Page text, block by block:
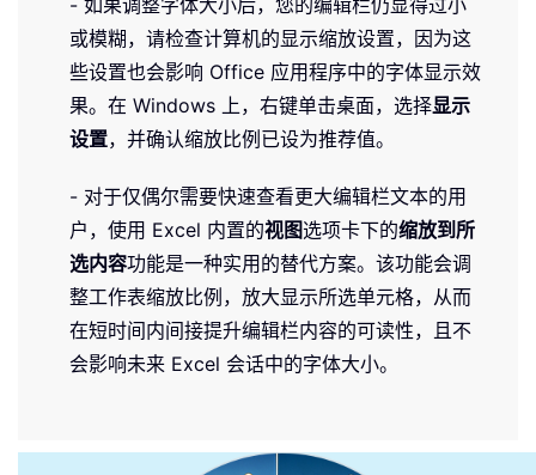
或模糊，请检查计算机的显示缩放设置，因为这
些设置也会影响 Office 应用程序中的字体显示效
果。在 Windows 上，右键单击桌面，选择显示
设置，并确认缩放比例已设为推荐值。
- 对于仅偶尔需要快速查看更大编辑栏文本的用
户，使用 Excel 内置的视图选项卡下的缩放到所
选内容功能是一种实用的替代方案。该功能会调
整工作表缩放比例，放大显示所选单元格，从而
在短时间内间接提升编辑栏内容的可读性，且不
会影响未来 Excel 会话中的字体大小。